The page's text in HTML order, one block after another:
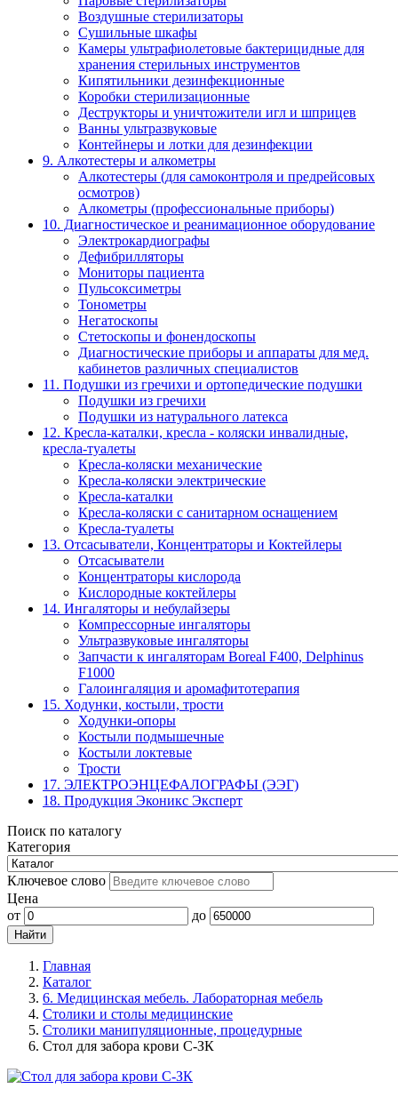
Воздушные стерилизаторы
Сушильные шкафы
Камеры ультрафиолетовые бактерицидные для
хранения стерильных инструментов
Кипятильники дезинфекционные
Коробки стерилизационные
Деструкторы и уничтожители игл и шприцев
Ванны ультразвуковые
Контейнеры и лотки для дезинфекции
9. Алкотестеры и алкометры
Алкотестеры (для самоконтроля и предрейсовых
осмотров)
Алкометры (профессиональные приборы)
10. Диагностическое и реанимационное оборудование
Электрокардиографы
Дефибрилляторы
Мониторы пациента
Пульсоксиметры
Тонометры
Негатоскопы
Стетоскопы и фонендоскопы
Диагностические приборы и аппараты для мед.
кабинетов различных специалистов
11. Подушки из гречихи и ортопедические подушки
Подушки из гречихи
Подушки из натурального латекса
12. Кресла-каталки, кресла - коляски инвалидные,
кресла-туалеты
Кресла-коляски механические
Кресла-коляски электрические
Кресла-каталки
Кресла-коляски с санитарном оснащением
Кресла-туалеты
13. Отсасыватели, Концентраторы и Коктейлеры
Отсасыватели
Концентраторы кислорода
Кислородные коктейлеры
14. Ингаляторы и небулайзеры
Компрессорные ингаляторы
Ультразвуковые ингаляторы
Запчасти к ингаляторам Boreal F400, Delphinus
F1000
Галоингаляция и аромафитотерапия
15. Ходунки, костыли, трости
Ходунки-опоры
Костыли подмышечные
Костыли локтевые
Трости
17. ЭЛЕКТРО­ЭНЦЕФАЛОГРАФЫ (ЭЭГ)
18. Продукция Эконикс Эксперт
Поиск по каталогу
Категория
Ключевое слово
Цена
от
до
Главная
Каталог
6. Медицинская мебель. Лабораторная мебель
Столики и столы медицинские
Столики манипуляционные, процедурные
Стол для забора крови С-ЗК